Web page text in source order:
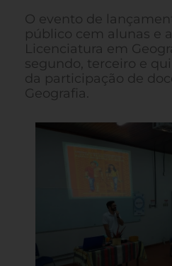
O evento de
público cem alunas e
Licenciatura em
segundo, terceiro e
da participação de
Geografia.